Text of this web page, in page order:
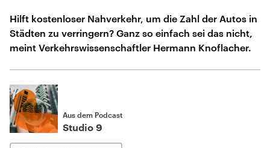
Hilft kostenloser Nahverkehr, um die Zahl der Autos in
Städten zu verringern? Ganz so einfach sei das nicht,
meint Verkehrswissenschaftler Hermann Knoflacher.
Aus dem Podcast
Studio 9